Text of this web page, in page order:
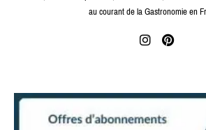
au courant de la Gastronomie en